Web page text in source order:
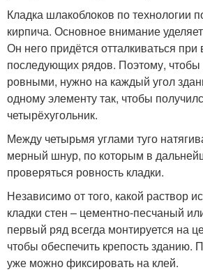
Кладка шлакоблоков по технологии
кирпича. Основное внимание
Он него придётся отталкиваться при
последующих рядов. Поэтому, чтобы
ровными, нужно на каждый угол
одному элементу так, чтобы
четырёхугольник.
Между четырьмя углами туго
мерный шнур, по которым в
проверяться ровность кладки.
Независимо от того, какой раствор
кладки стен – цементно-песчаный
первый ряд всегда монтируется на
чтобы обеспечить крепость
уже можно фиксировать на клей.